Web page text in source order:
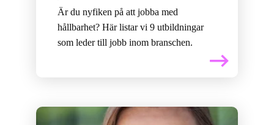
Är du nyfiken på att jobba med
hållbarhet? Här listar vi 9 utbildningar
som leder till jobb inom branschen.